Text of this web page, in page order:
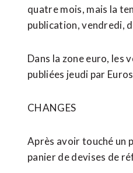
quatre mois, mais la
publication, vendredi,
Dans la zone euro, les
publiées jeudi par
CHANGES
Après avoir touché un
panier de devises de